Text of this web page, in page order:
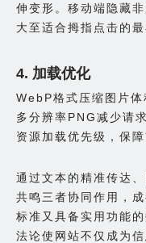
伸变形。移动端隐藏
大至适合拇指点击的最
4. 加载优化
WebP格式压缩图片
多分辨率PNG减少请
资源加载优先级，保
通过文本的精准传达
共鸣三者协同作用，
标准又具备实用功能
法论使网站不仅成为